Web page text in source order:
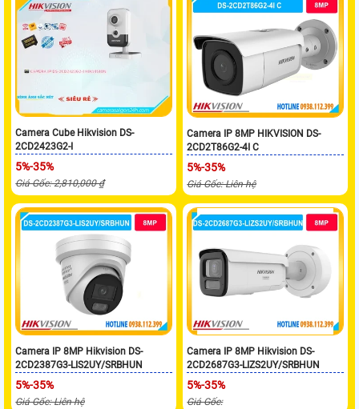
Camera Cube Hikvision DS-
2CD2423G2-I
5%-35%
Giá Gốc: 2,810,000 ₫
Camera IP 8MP HIKVISION DS-
2CD2T86G2-4I C
5%-35%
Giá Gốc: Liên hệ
Camera IP 8MP Hikvision DS-
2CD2387G3-LIS2UY/SRBHUN
5%-35%
Giá Gốc: Liên hệ
Camera IP 8MP Hikvision DS-
2CD2687G3-LIZS2UY/SRBHUN
5%-35%
Giá Gốc: